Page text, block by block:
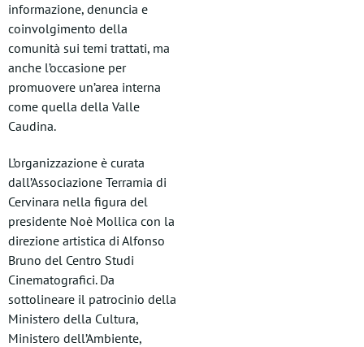
informazione, denuncia e
coinvolgimento della
comunità sui temi trattati, ma
anche l’occasione per
promuovere un’area interna
come quella della Valle
Caudina.
L’organizzazione è curata
dall’Associazione Terramia di
Cervinara nella figura del
presidente Noè Mollica con la
direzione artistica di Alfonso
Bruno del Centro Studi
Cinematografici. Da
sottolineare il patrocinio della
Ministero della Cultura,
Ministero dell’Ambiente,